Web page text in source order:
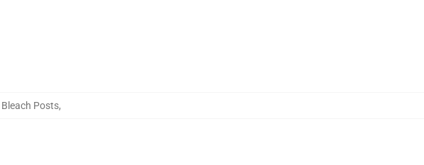
Bleach Posts,